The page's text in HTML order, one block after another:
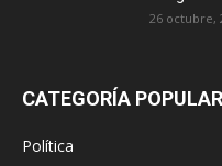
26 octubre,
CATEGORÍA POPULAR
Política